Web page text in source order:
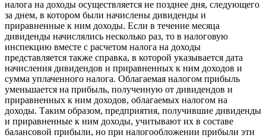
налога на доходы осуществляется не позднее дня, следующего
за днем, в котором были начислены дивиденды и
приравненные к ним доходы. Если в течение месяца
дивиденды начислялись несколько раз, то в налоговую
инспекцию вместе с расчетом налога на доходы
представляется также справка, в которой указывается дата
начисления дивидендов и приравненных к ним доходов и
сумма уплаченного налога. Облагаемая налогом прибыль
уменьшается на прибыль, полученную от дивидендов и
приравненных к ним доходов, облагаемых налогом на
доходы. Таким образом, предприятия, получившие дивиденды
и приравненные к ним доходы, учитывают их в составе
балансовой прибыли, но при налогообложении прибыли эти